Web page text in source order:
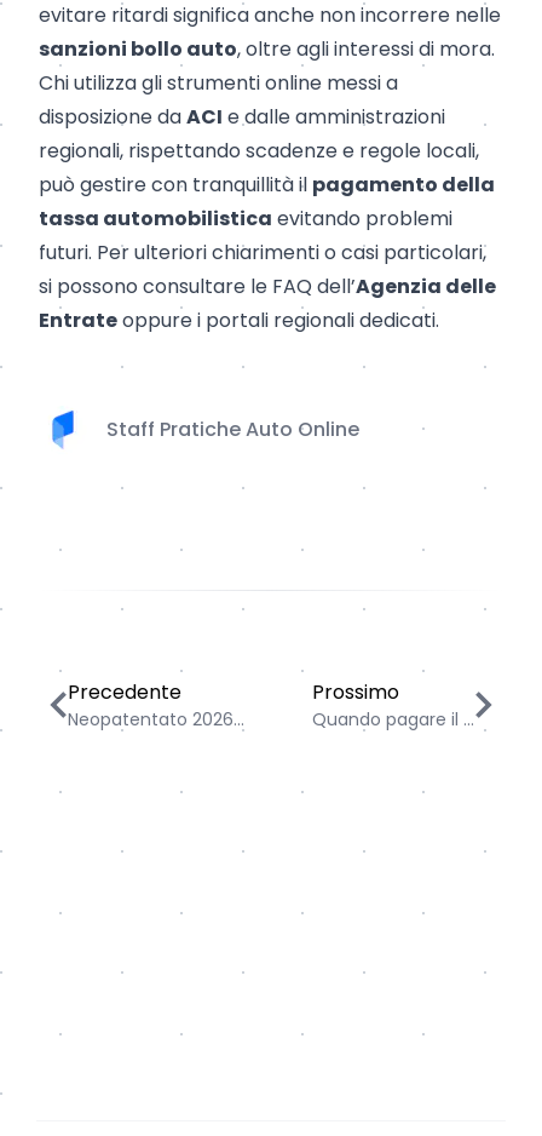
evitare ritardi significa anche non incorrere nelle
sanzioni bollo auto, oltre agli interessi di mora.
Chi utilizza gli strumenti online messi a
disposizione daACI e dalle amministrazioni
regionali, rispettando scadenze e regole locali,
può gestire con tranquillità il pagamento della
tassa automobilistica evitando problemi
futuri. Per ulteriori chiarimenti o casi particolari,
si possono consultare le FAQ dell’Agenzia delle
Entrateoppure i portali regionali dedicati.
Staff Pratiche Auto Online
Neopatentato 2026: limitazioni, divieti e sanzioni
Precedente
Neopatentato 2026...
Quando pagare il bollo
Prossimo
Quando pagare il ...